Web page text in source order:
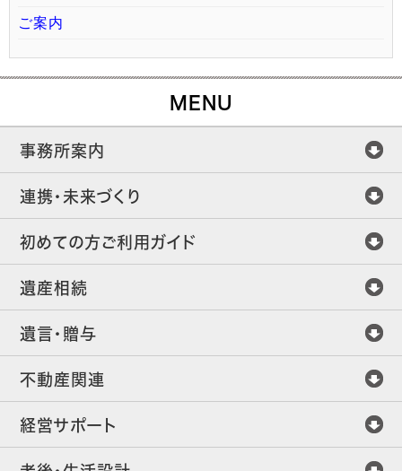
ご案内
MENU
事務所案内
連携・未来づくり
初めての方ご利用ガイド
遺産相続
遺言・贈与
不動産関連
経営サポート